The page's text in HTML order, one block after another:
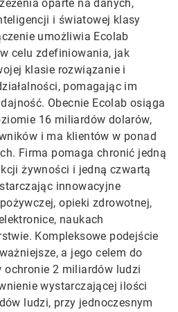
oparte na danych,
i światowej klasy
umożliwia Ecolab
celu zdefiniowania, jak
klasie rozwiązanie i
pomagając im
Obecnie Ecolab osiąga
16 miliardów dolarów,
i ma klientów w ponad
Firma pomaga chronić jedną
żywności i jedną czwartą
innowacyjne
opieki zdrowotnej,
naukach
Kompleksowe podejście
a jego celem do
ochronie 2 miliardów ludzi
wystarczającej ilości
ludzi, przy jednoczesnym